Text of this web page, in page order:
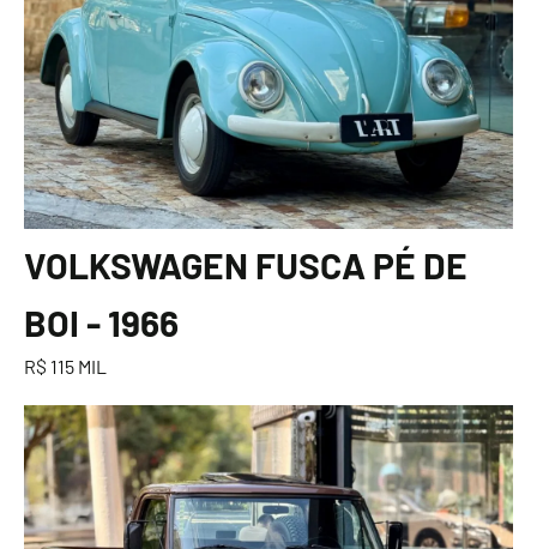
VOLKSWAGEN FUSCA PÉ DE
BOI - 1966
R$ 115 MIL